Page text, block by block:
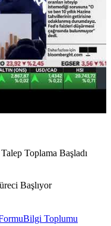
Toplama Başladı
Başlıyor
Bilgi Toplumu